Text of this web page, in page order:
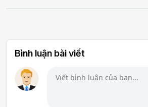
Bình luận bài viết